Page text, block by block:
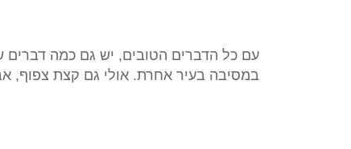
עם כל הדברים הטובים, יש גם כמה דברים
במסיבה בעיר אחרת. אולי גם קצת צפוף,